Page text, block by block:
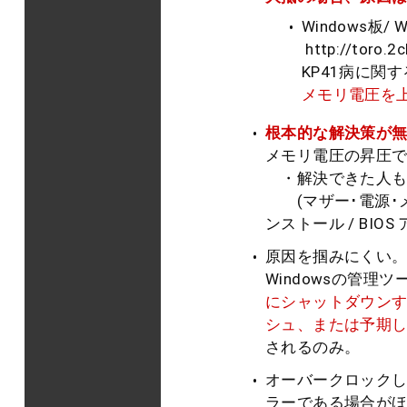
Windows板/
http://
KP41病に関
メモリ電圧を
根本的な解決策が
メモリ電圧の昇圧
・解決できた人
(マザー･電源･メ
ンストール / BIOS
原因を掴みにくい。
Windowsの管理ツ
にシャットダウン
シュ、または予期
されるのみ。
オーバークロック
ラーである場合が